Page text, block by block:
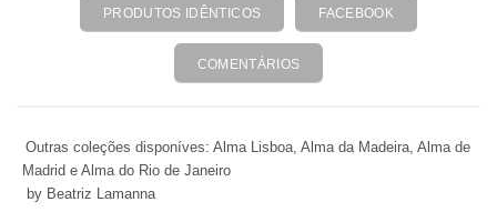
PRODUTOS IDÊNTICOS FACEBOOK
COMENTÁRIOS
Outras coleções disponíves: Alma Lisboa, Alma da Madeira, Alma de
Madrid e Alma do Rio de Janeiro
by Beatriz Lamanna